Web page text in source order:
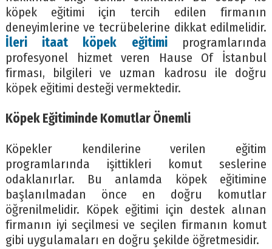
köpek eğitimi için tercih edilen firmanın
deneyimlerine ve tecrübelerine dikkat edilmelidir.
İleri itaat köpek eğitimi
programlarında
profesyonel hizmet veren Hause Of İstanbul
firması, bilgileri ve uzman kadrosu ile doğru
köpek eğitimi desteği vermektedir.
Köpek Eğitiminde Komutlar Önemli
Köpekler kendilerine verilen eğitim
programlarında işittikleri komut seslerine
odaklanırlar. Bu anlamda köpek eğitimine
başlanılmadan önce en doğru komutlar
öğrenilmelidir. Köpek eğitimi için destek alınan
firmanın iyi seçilmesi ve seçilen firmanın komut
gibi uygulamaları en doğru şekilde öğretmesidir.